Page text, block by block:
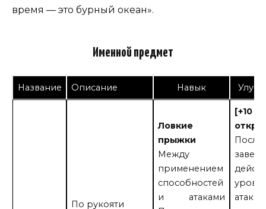
время — это бурный океан».
Именной предмет
Название Описание Навык
По рукояти
Ловкие
прыжки
Между
применением
способностей
и атаками
[+10
После
атаки